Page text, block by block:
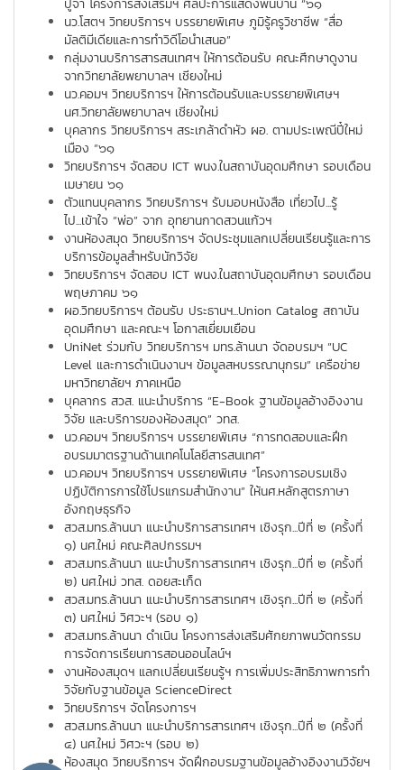
ปู่จา โครงการส่งเสริมฯ ศิลปะการแสดงพื้นบ้าน “๖๑
นว.โสตฯ วิทยบริการฯ บรรยายพิเศษ ภูมิรู้ครูวิชาชีพ “สื่อ
มัลติมีเดียและการทำวิดีโอนำเสนอ”
กลุ่มงานบริการสารสนเทศฯ ให้การต้อนรับ คณะศึกษาดูงาน
จากวิทยาลัยพยาบาลฯ เชียงใหม่
นว.คอมฯ วิทยบริการฯ ให้การต้อนรับและบรรยายพิเศษฯ
นศ.วิทยาลัยพยาบาลฯ เชียงใหม่
บุคลากร วิทยบริการฯ สระเกล้าดำหัว ผอ. ตามประเพณีปี๋ใหม่
เมือง “๖๑
วิทยบริการฯ จัดสอบ ICT พนง.ในสถาบันอุดมศึกษา รอบเดือน
เมษายน ๖๑
ตัวแทนบุคลากร วิทยบริการฯ รับมอบหนังสือ เที่ยวไป...รู้
ไป...เข้าใจ “พ่อ” จาก อุทยานกาดสวนแก้วฯ
งานห้องสมุด วิทยบริการฯ จัดประชุมแลกเปลี่ยนเรียนรู้และการ
บริการข้อมูลสำหรับนักวิจัย
วิทยบริการฯ จัดสอบ ICT พนง.ในสถาบันอุดมศึกษา รอบเดือน
พฤษภาคม ๖๑
ผอ.วิทยบริการฯ ต้อนรับ ประธานฯ...Union Catalog สถาบัน
อุดมศึกษา และคณะฯ โอกาสเยี่ยมเยือน
UniNet ร่วมกับ วิทยบริการฯ มทร.ล้านนา จัดอบรมฯ “UC
Level และการดำเนินงานฯ ข้อมูลสหบรรณานุกรม” เครือข่าย
มหาวิทยาลัยฯ ภาคเหนือ
บุคลากร สวส. แนะนำบริการ “E-Book ฐานข้อมูลอ้างอิงงาน
วิจัย และบริการของห้องสมุด” วทส.
นว.คอมฯ วิทยบริการฯ บรรยายพิเศษ “การทดสอบและฝึก
อบรมมาตรฐานด้านเทคโนโลยีสารสนเทศ”
นว.คอมฯ วิทยบริการฯ บรรยายพิเศษ “โครงการอบรมเชิง
ปฏิบัติการการใช้โปรแกรมสำนักงาน” ให้นศ.หลักสูตรภาษา
อังกฤษธุรกิจ
สวส.มทร.ล้านนา แนะนำบริการสารเทศฯ เชิงรุก...ปีที่ ๒ (ครั้งที่
๑) นศ.ใหม่ คณะศิลปกรรมฯ
สวส.มทร.ล้านนา แนะนำบริการสารเทศฯ เชิงรุก...ปีที่ ๒ (ครั้งที่
๒) นศ.ใหม่ วทส. ดอยสะเก็ด
สวส.มทร.ล้านนา แนะนำบริการสารเทศฯ เชิงรุก...ปีที่ ๒ (ครั้งที่
๓) นศ.ใหม่ วิศวะฯ (รอบ ๑)
สวส.มทร.ล้านนา ดำเนิน โครงการส่งเสริมศักยภาพนวัตกรรม
การจัดการเรียนการสอนออนไลน์ฯ
งานห้องสมุดฯ แลกเปลี่ยนเรียนรู้ฯ การเพิ่มประสิทธิภาพการทำ
วิจัยกับฐานข้อมูล ScienceDirect
วิทยบริการฯ จัดโครงการฯ
สวส.มทร.ล้านนา แนะนำบริการสารเทศฯ เชิงรุก...ปีที่ ๒ (ครั้งที่
๔) นศ.ใหม่ วิศวะฯ (รอบ ๒)
ห้องสมุด วิทยบริการฯ จัดฝึกอบรมฐานข้อมูลอ้างอิงงานวิจัยฯ